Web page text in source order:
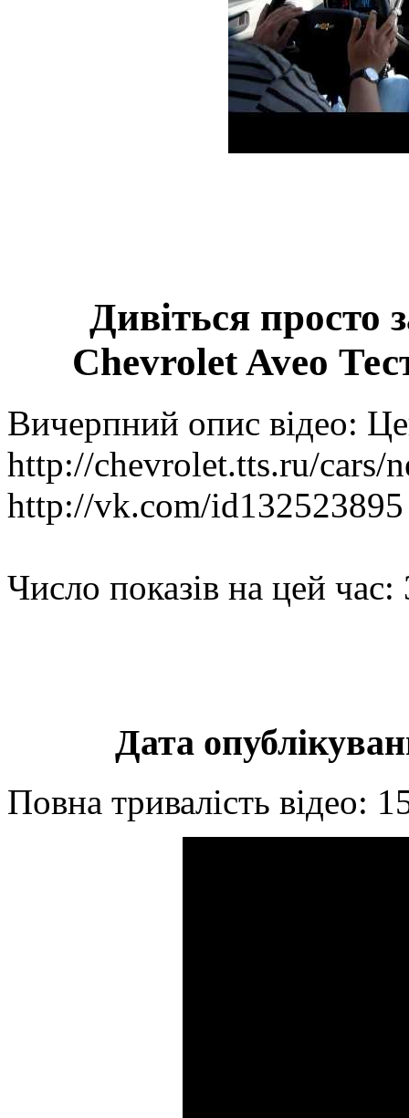
Дивіться просто
Chevrolet Aveo
Вичерпний опис відео:
http://chevrolet.tts.ru/cars/
http://vk.com/id132523895
Число показів на цей
Дата
Повна тривалість відео: